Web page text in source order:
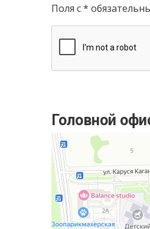
Поля с *
Головной